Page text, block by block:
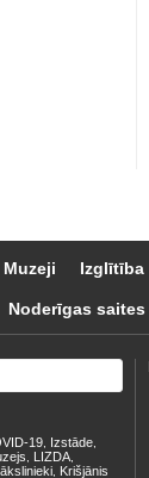
Muzeji Izglītība
Noderīgas saites
19 Izstāde
LIZDA
Krišjānis